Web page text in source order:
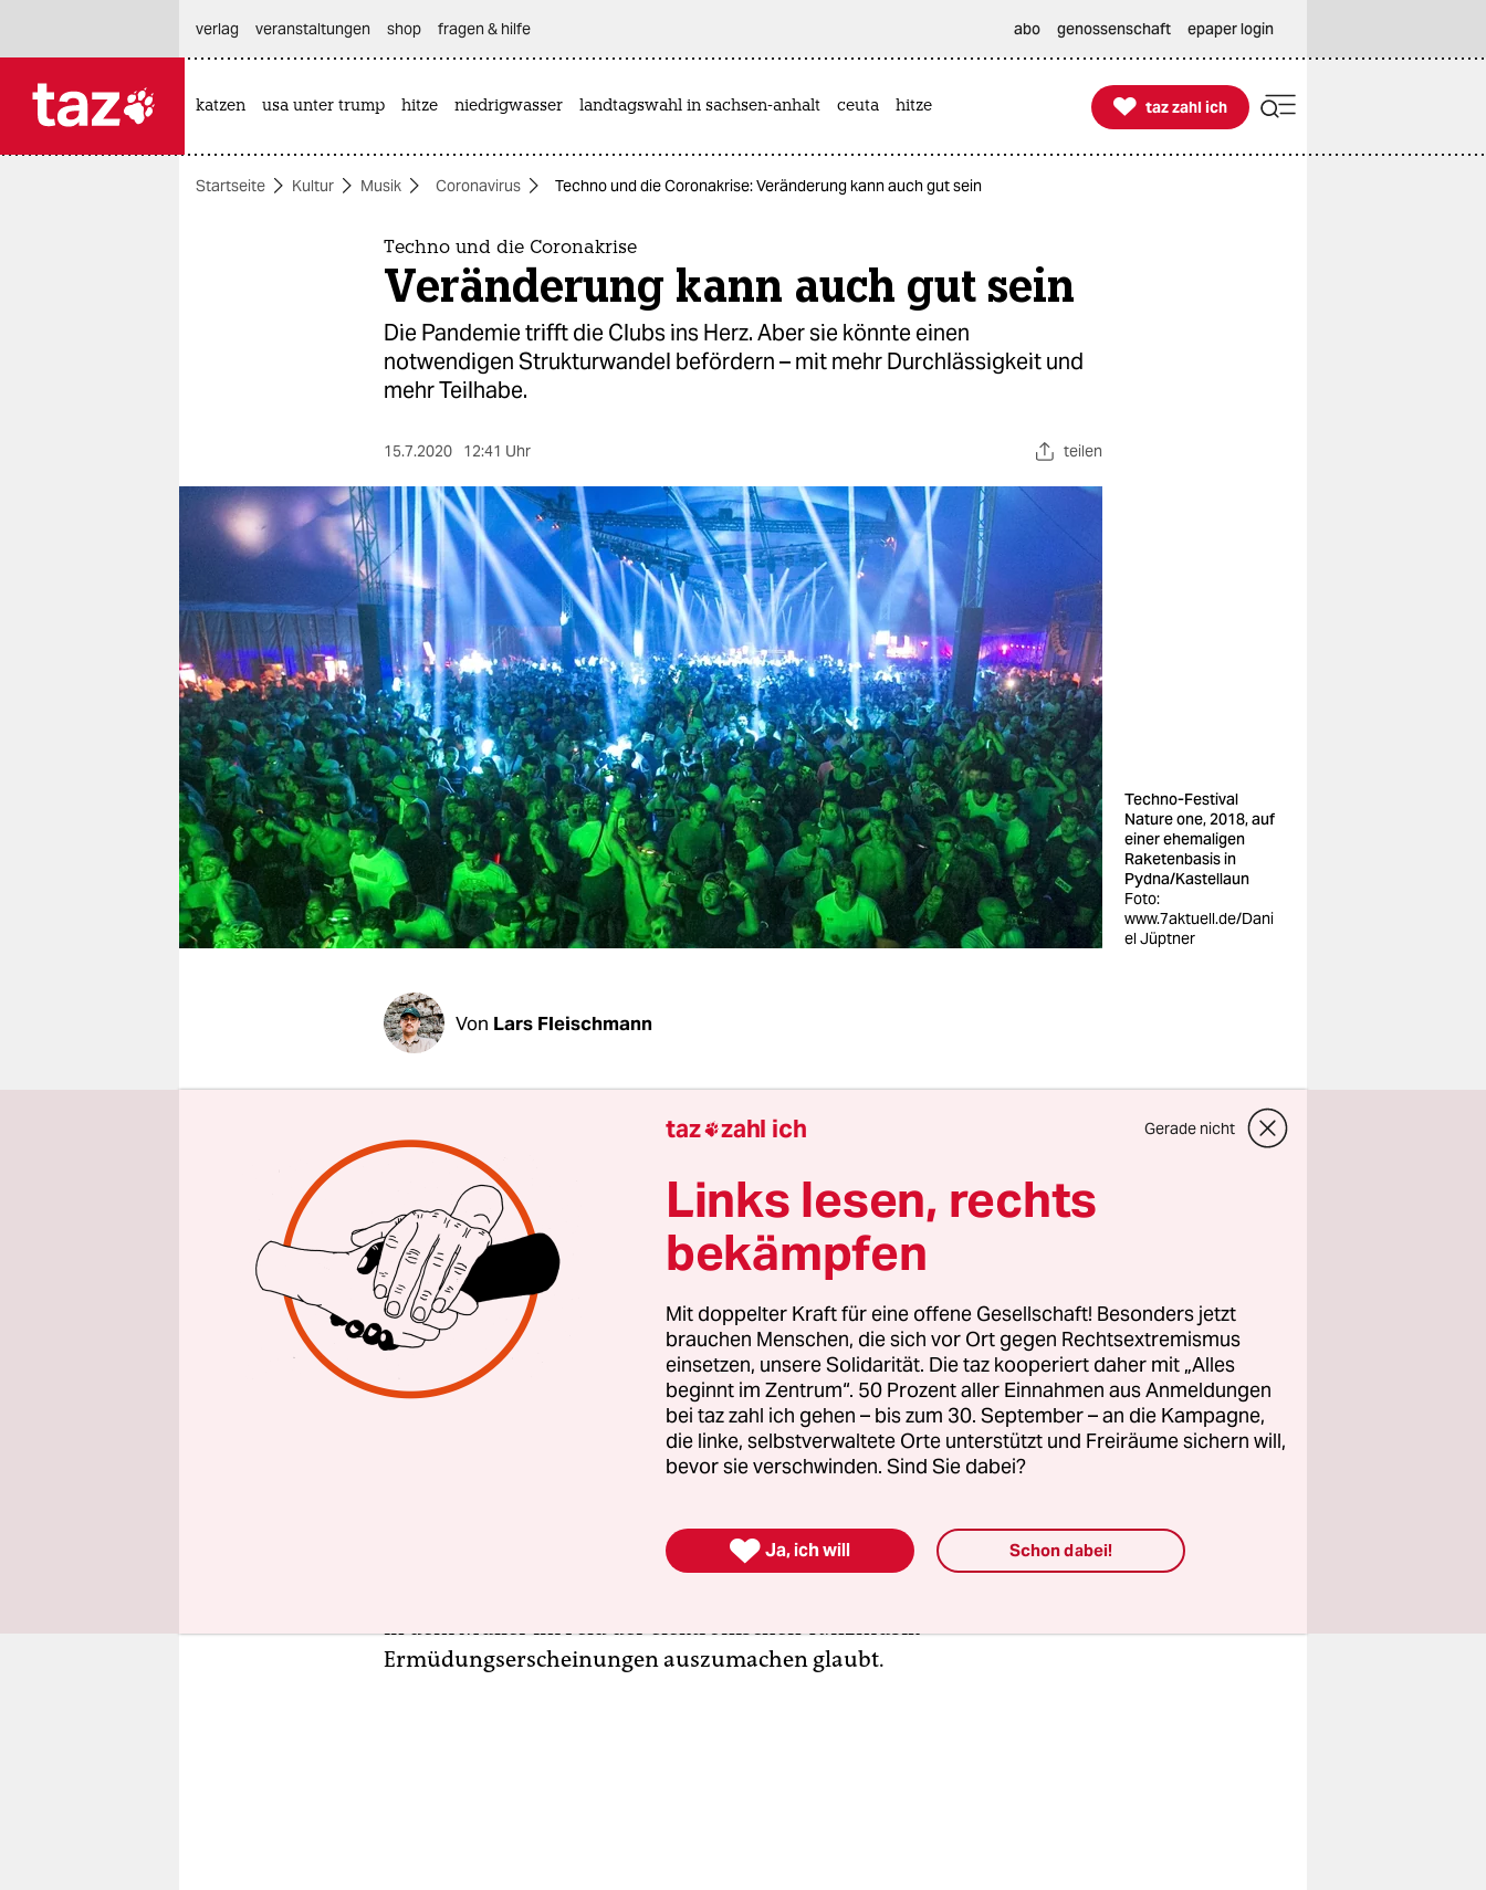
themen
berlin
nord
wahrheit
verlag
verlag
veranstaltungen
shop
fragen & hilfe
unterstützen
abo
genossenschaft
verlag
veranstaltungen shop fragen & hilfe abo genossenschaft epaper login
katzen usa unter trump hitze niedrigwasser landtagswahl in sachsen-anhalt ceuta hitze 
taz zahl ich
taz zahl ich
Startseite Kultur Musik Coronavirus Techno und die Coronakrise: Veränderung kann auch gut sein
Techno und die Coronakrise
Veränderung kann auch gut sein
Die Pandemie trifft die Clubs ins Herz. Aber sie könnte einen
notwendigen Strukturwandel befördern – mit mehr Durchlässigkeit und
mehr Teilhabe.
15.7.2020 12:41 Uhr teilen
Techno-Festival
Nature one, 2018, auf
einer ehemaligen
Raketenbasis in
Pydna/Kastellaun
Foto:
www.7aktuell.de/Dani
el Jüptner
Von Lars Fleischmann
„Der internationale DJ-Jetset, das ist vorbei, es wird nicht mehr so
funktionieren wie vorher. Jemand aus Manchester für 50 Zuhörende
am Sonntagabend einfliegen zu lassen ist nicht nachhaltig, selbst
wenn es für alle Beteiligten eine feine Sache war. Da ich ein
Kapitalismuskritiker bin, begrüße ich das sogar, auch wenn damit eine
Kulturform wegbricht.“
Ralf Köster, Gründer der legendären DJ-Reihe
„MFOC“ im Hamburger Pudel Club, wird der taz gegenüber deutlich.
Die Coronapandemie trifft die Clubs ins Herz; es ist eine Krise, die
zusätzlich zur sowieso schon prekären Lage auch lange schwelende
Debatten in der Szene neu entfacht.
Manche behaupten gar, Techno sei tot.Laura Ewert forderte in der taz,
kuckt auf die Kunstform aus der zwinglianischen Vogelperspektive: Im
Republik.chverstieg er sich dazu, Sterbehilfe leisten zu
in dem Müller im Feld der elektronischen Tanzmusik
Ermüdungserscheinungen auszumachen glaubt.
taz zahl ich Gerade nicht
Links lesen, rechts
bekämpfen
Mit doppelter Kraft für eine offene Gesellschaft! Besonders jetzt
brauchen Menschen, die sich vor Ort gegen Rechtsextremismus
einsetzen, unsere Solidarität. Die taz kooperiert daher mit „Alles
beginnt im Zentrum“. 50 Prozent aller Einnahmen aus Anmeldungen
bei taz zahl ich gehen – bis zum 30. September – an die Kampagne,
die linke, selbstverwaltete Orte unterstützt und Freiräume sichern will,
bevor sie verschwinden. Sind Sie dabei?
 Ja, ich will Schon dabei!